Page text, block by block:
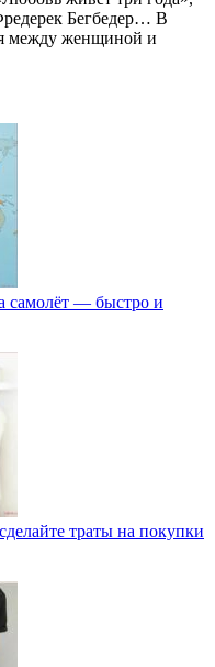
Бегбедер… В
между женщиной и
самолёт — быстро и
траты на покупки